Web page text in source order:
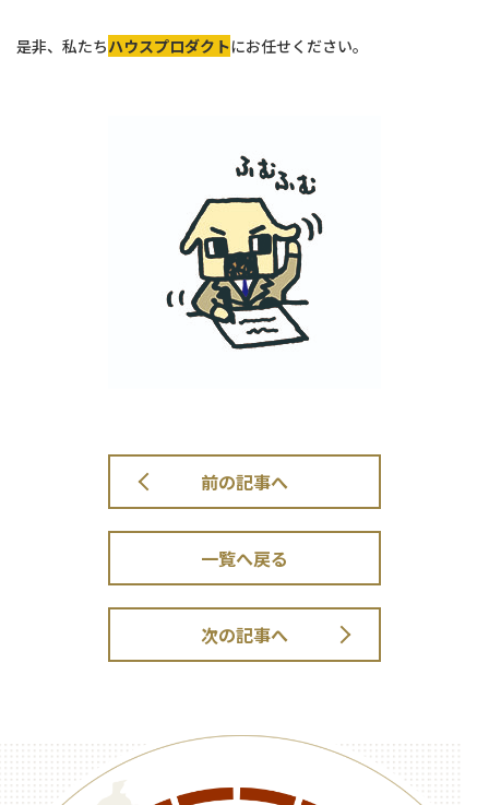
是非、私たちハウスプロダクトにお任せください。
前の記事へ
一覧へ戻る
次の記事へ